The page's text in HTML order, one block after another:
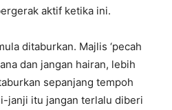
aktif ketika ini.
ditaburkan. Majlis ‘pecah
dan jangan hairan, lebih
sepanjang tempoh
janji itu jangan terlalu diberi